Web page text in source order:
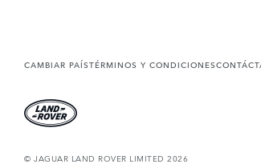
CAMBIAR PAÍSTÉRMINOS Y CONDICIONES
© JAGUAR LAND ROVER LIMITED 2026